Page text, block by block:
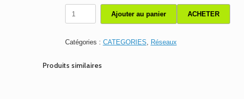
DSL
D-
Ajouter au panier ACHETER
Catégories : CATEGORIES Réseaux
Produits similaires